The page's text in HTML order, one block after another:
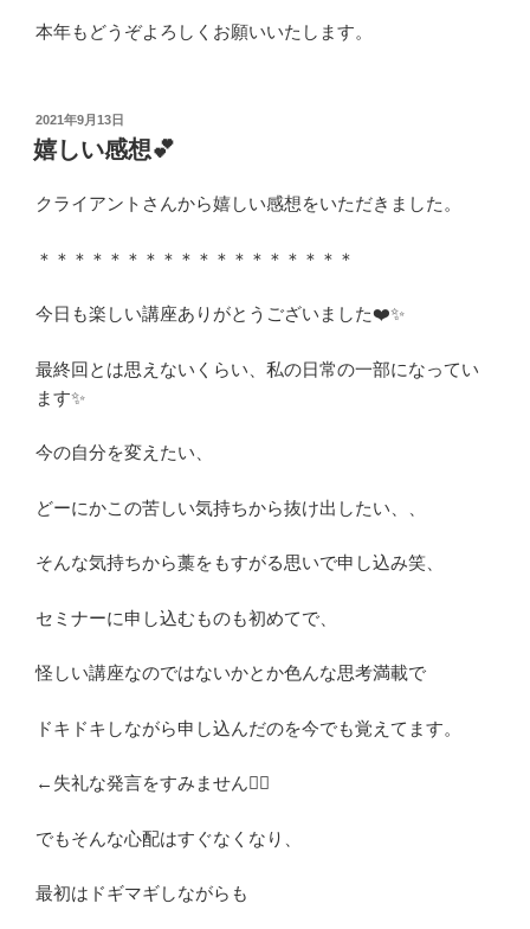
本年もどうぞよろしくお願いいたします。
投
稿
日:
2021年9月13日
嬉しい感想💕
クライアントさんから嬉しい感想をいただきました。
＊＊＊＊＊＊＊＊＊＊＊＊＊＊＊＊＊＊
今日も楽しい講座ありがとうございました❤️✨
最終回とは思えないくらい、私の日常の一部になってい
ます✨
今の自分を変えたい、
どーにかこの苦しい気持ちから抜け出したい、、
そんな気持ちから藁をもすがる思いで申し込み笑、
セミナーに申し込むものも初めてで、
怪しい講座なのではないかとか色んな思考満載で
ドキドキしながら申し込んだのを今でも覚えてます。
←失礼な発言をすみません🙇‍♀️
でもそんな心配はすぐなくなり、
最初はドギマギしながらも